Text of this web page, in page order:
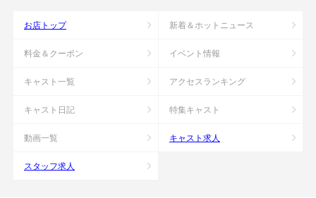
お店トップ 新着＆ホットニュース
料金＆クーポン イベント情報
キャスト一覧 アクセスランキング
キャスト日記 特集キャスト
動画一覧 キャスト求人
スタッフ求人